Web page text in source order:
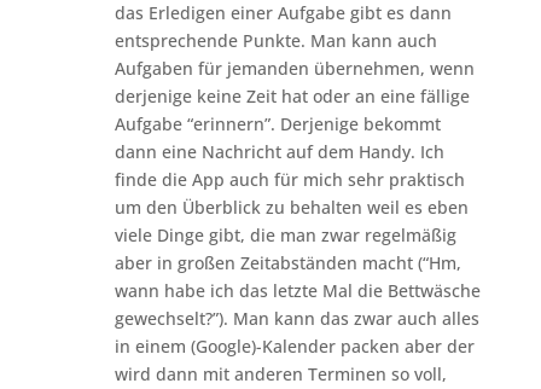
das Erledigen einer Aufgabe gibt es dann
entsprechende Punkte. Man kann auch
Aufgaben für jemanden übernehmen, wenn
derjenige keine Zeit hat oder an eine fällige
Aufgabe “erinnern”. Derjenige bekommt
dann eine Nachricht auf dem Handy. Ich
finde die App auch für mich sehr praktisch
um den Überblick zu behalten weil es eben
viele Dinge gibt, die man zwar regelmäßig
aber in großen Zeitabständen macht (“Hm,
wann habe ich das letzte Mal die Bettwäsche
gewechselt?”). Man kann das zwar auch alles
in einem (Google)-Kalender packen aber der
wird dann mit anderen Terminen so voll,